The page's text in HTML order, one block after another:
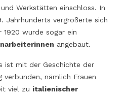
Werkstätten einschloss. In
Jahrhunderts vergrößerte sich
wurde sogar ein
angebaut.
ist mit der Geschichte der
verbunden, nämlich Frauen
viel zu italienischer